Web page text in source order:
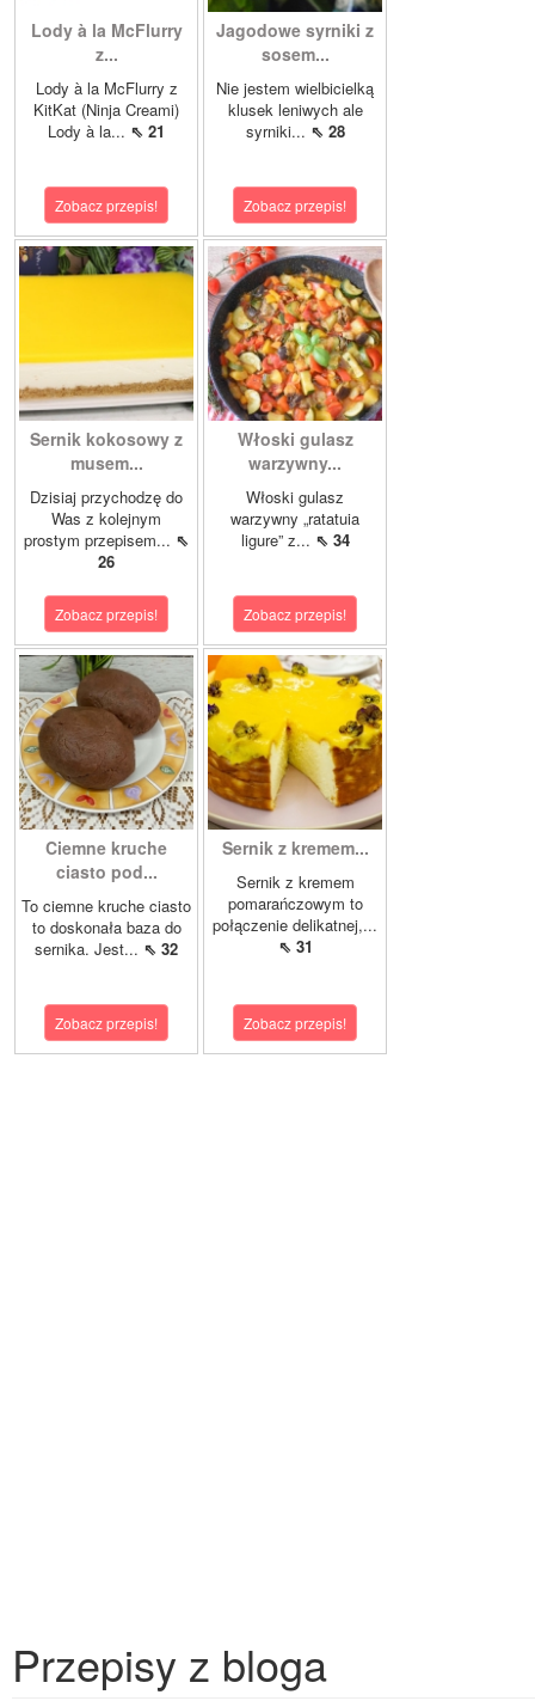
Lody à la McFlurry
z...
Lody à la McFlurry z
KitKat (Ninja Creami)
Lody à la... ⇖ 21
Zobacz przepis!
Jagodowe syrniki z
sosem...
Nie jestem wielbicielką
klusek leniwych ale
syrniki... ⇖ 28
Zobacz przepis!
Sernik kokosowy z
musem...
Dzisiaj przychodzę do
Was z kolejnym
prostym przepisem... ⇖
26
Zobacz przepis!
Włoski gulasz
warzywny...
Włoski gulasz
warzywny „ratatuia
ligure” z... ⇖ 34
Zobacz przepis!
Ciemne kruche
ciasto pod...
To ciemne kruche ciasto
to doskonała baza do
sernika. Jest... ⇖ 32
Zobacz przepis!
Sernik z kremem...
Sernik z kremem
pomarańczowym to
połączenie delikatnej,...
⇖ 31
Zobacz przepis!
Przepisy z bloga